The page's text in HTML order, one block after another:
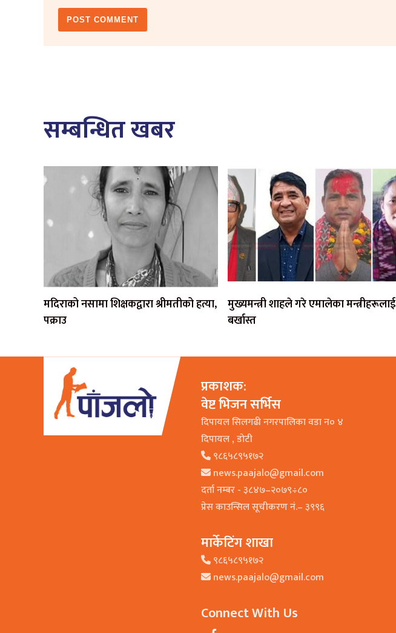
सम्बन्धित खबर
मदिराको नसामा शिक्षकद्वारा श्रीमतीको हत्या,
पक्राउ
मुख्यमन्त्री शाहले गरे एमालेका मन्त्रीहरूलाई
बर्खास्त
प्रकाशक:
वेष्ट भिजन सर्भिस
दिपायल सिलगढी नगरपालिका वडा न० ४
दिपायल , डाेटी
९८६५८९५१७२
news.paajalo@gmail.com
दर्ता नम्बर - ३८४७–२०७९÷८०
प्रेस काउन्सिल सूचीकरण नं.– ३९९६
मार्केटिंग शाखा
९८६५८९५१७२
news.paajalo@gmail.com
Connect With Us